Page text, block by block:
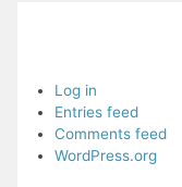
Log in
Entries feed
Comments feed
WordPress.org